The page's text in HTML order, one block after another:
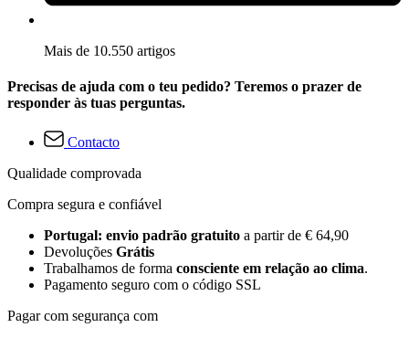
Mais de 10.550 artigos
Precisas de ajuda com o teu pedido? Teremos o prazer de
responder às tuas perguntas.
Contacto
Qualidade comprovada
Compra segura e confiável
Portugal: envio padrão gratuito a partir de € 64,90
Devoluções Grátis
Trabalhamos de forma consciente em relação ao clima.
Pagamento seguro com o código SSL
Pagar com segurança com